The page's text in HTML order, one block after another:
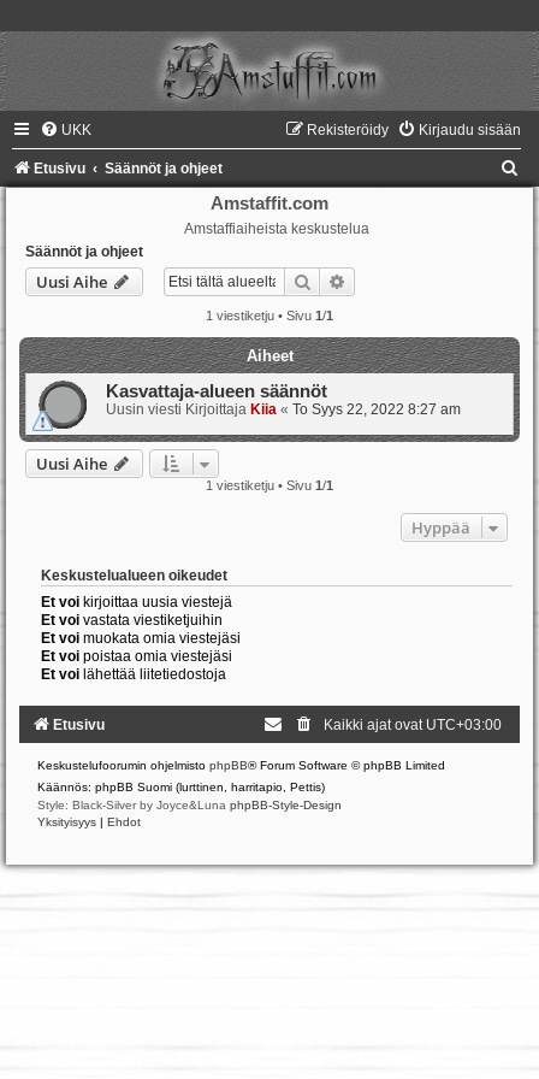
UKK Kirjaudu sisään
Rekisteröidy
Etusivu Säännöt ja ohjeet
Amstaffit.com
Amstaffiaiheista keskustelua
Säännöt ja ohjeet
Uusi Aihe Etsi
1 viestiketju • Sivu 1/1
Aiheet
Kasvattaja-alueen säännöt
Uusin viesti Kirjoittaja Kiia « To Syys 22, 2022 8:27 am
Uusi Aihe
1 viestiketju • Sivu 1/1
Hyppää
Keskustelualueen oikeudet
Et voi kirjoittaa uusia viestejä
Et voi vastata viestiketjuihin
Et voi muokata omia viestejäsi
Et voi poistaa omia viestejäsi
Et voi lähettää liitetiedostoja
Etusivu Kaikki ajat ovat UTC+03:00
Keskustelufoorumin ohjelmisto phpBB® Forum Software © phpBB Limited
Käännös: phpBB Suomi (lurttinen, harritapio, Pettis)
Style: Black-Silver by Joyce&Luna phpBB-Style-Design
Yksityisyys | Ehdot